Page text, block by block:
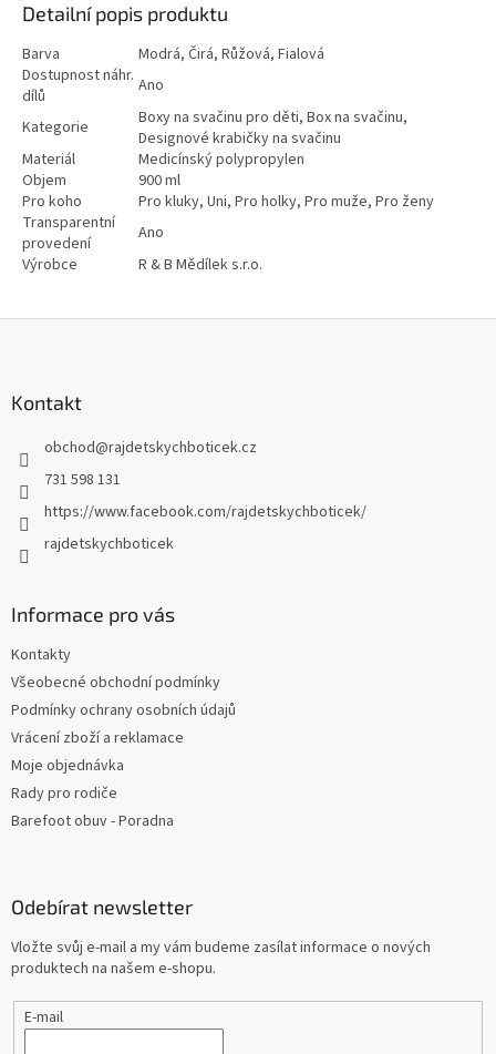
Detailní popis produktu
Barva
Modrá, Čirá, Růžová, Fialová
Dostupnost náhr.
dílů
Ano
Kategorie
Boxy na svačinu pro děti, Box na svačinu,
Designové krabičky na svačinu
Materiál
Medicínský polypropylen
Objem
900 ml
Pro koho
Pro kluky, Uni, Pro holky, Pro muže, Pro ženy
Transparentní
provedení
Ano
Výrobce
R & B Mědílek s.r.o.
Kontakt
obchod@rajdetskychboticek.cz
731 598 131
https://www.facebook.com/rajdetskychboticek/
rajdetskychboticek
Informace pro vás
Kontakty
Všeobecné obchodní podmínky
Podmínky ochrany osobních údajů
Vrácení zboží a reklamace
Moje objednávka
Rady pro rodiče
Barefoot obuv - Poradna
Odebírat newsletter
Vložte svůj e-mail a my vám budeme zasílat informace o nových
produktech na našem e-shopu.
E-mail